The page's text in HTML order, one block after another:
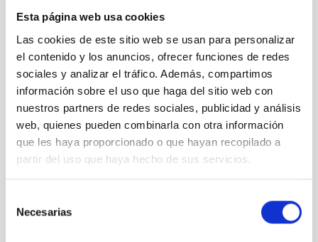
Esta página web usa cookies
Las cookies de este sitio web se usan para personalizar
el contenido y los anuncios, ofrecer funciones de redes
sociales y analizar el tráfico. Además, compartimos
información sobre el uso que haga del sitio web con
nuestros partners de redes sociales, publicidad y análisis
web, quienes pueden combinarla con otra información
que les haya proporcionado o que hayan recopilado a
partir del uso que haya hecho de sus servicios.
Necesarias
El cinturón de Clarke, un método para buscar
posibles civilizaciones extraterrestres